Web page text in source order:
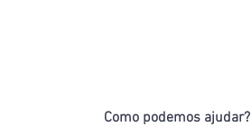
Como podemos ajudar?